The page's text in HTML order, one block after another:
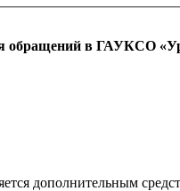
₽
в ГАУКСО
дополнительным